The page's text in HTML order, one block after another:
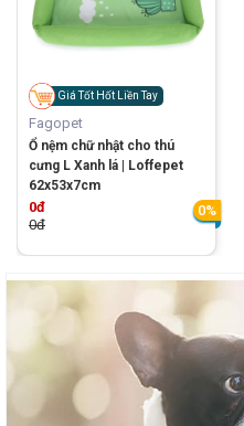
Giá Tốt Hốt Liền Tay
Fagopet
Ổ nệm chữ nhật cho thú
cưng L Xanh lá | Loffepet
62x53x7cm
0đ
0đ
0%